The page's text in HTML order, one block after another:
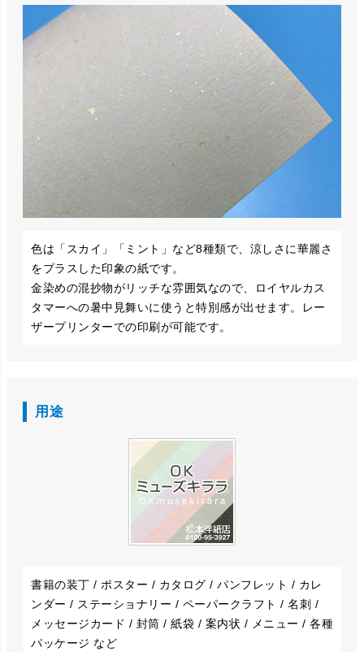
色は「スカイ」「ミント」など8種類で、涼しさに華麗さ
をプラスした印象の紙です。
金染めの混抄物がリッチな雰囲気なので、ロイヤルカス
タマーへの暑中見舞いに使うと特別感が出せます。レー
ザープリンターでの印刷が可能です。
用途
書籍の装丁 / ポスター / カタログ / パンフレット / カレ
ンダー / ステーショナリー / ペーパークラフト / 名刺 /
メッセージカード / 封筒 / 紙袋 / 案内状 / メニュー / 各種
パッケージ など